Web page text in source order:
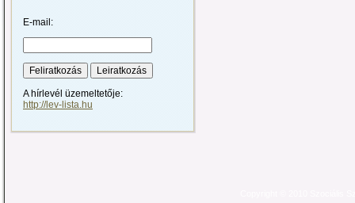
E-mail:
A hírlevél üzemeltetője:
http://lev-lista.hu